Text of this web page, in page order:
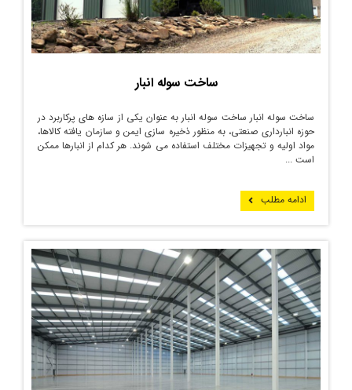
ساخت سوله انبار
ساخت سوله انبار ساخت سوله انبار به عنوان یکی از سازه های پرکاربرد در
حوزه انبارداری صنعتی، به منظور ذخیره سازی ایمن و سازمان یافته کالاها،
مواد اولیه و تجهیزات مختلف استفاده می شوند. هر کدام از انبارها ممکن
است ...
ادامه مطلب